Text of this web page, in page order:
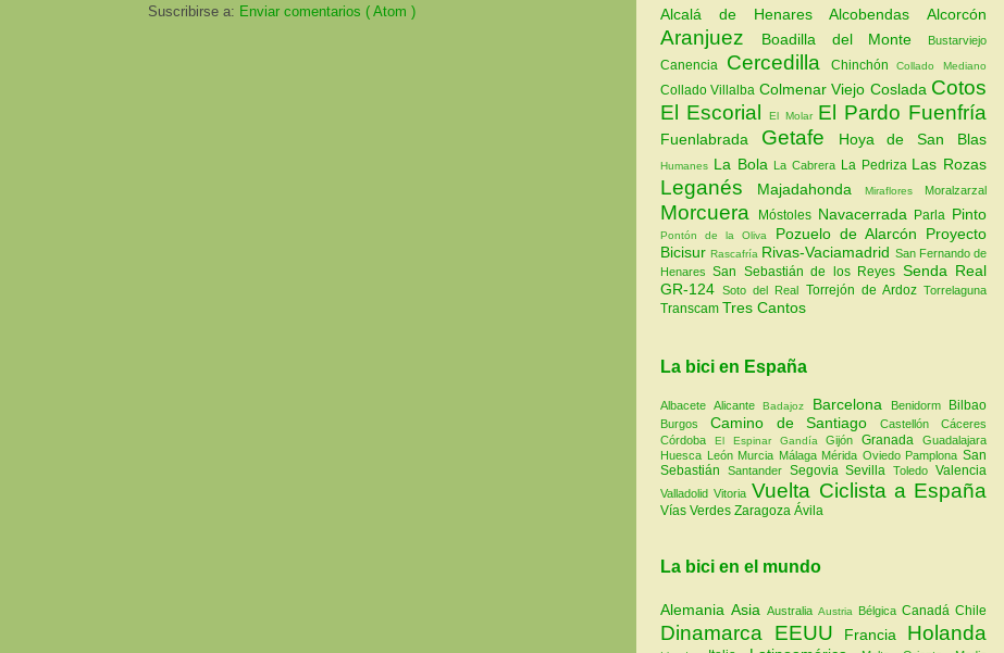
Suscribirse a: Enviar comentarios ( Atom ) Alcalá de HenaresAlcobendas Alcorcón
Aranjuez Boadilla del Monte Bustarviejo
Canencia Cercedilla ChinchónCollado Mediano
Collado Villalba Colmenar Viejo Coslada Cotos
El EscorialEl Molar El Pardo Fuenfría
Fuenlabrada Getafe Hoya de San Blas
Humanes La Bola La Cabrera La Pedriza Las Rozas
Leganés Majadahonda Miraflores Moralzarzal
Morcuera Móstoles Navacerrada Parla Pinto
Pontón de la Oliva Pozuelo de Alarcón Proyecto
BicisurRascafría Rivas-Vaciamadrid San Fernando de
HenaresSan Sebastián de los Reyes Senda Real
GR-124Soto del Real Torrejón de ArdozTorrelaguna
Transcam Tres Cantos
La bici en España
AlbaceteAlicanteBadajoz Barcelona Benidorm Bilbao
Burgos Camino de SantiagoCastellónCáceres
Córdoba El Espinar GandíaGijónGranadaGuadalajara
Huesca León Murcia Málaga Mérida Oviedo PamplonaSan
Sebastián Santander SegoviaSevillaToledoValencia
ValladolidVitoria Vuelta Ciclista a España
Vías Verdes Zaragoza Ávila
La bici en el mundo
Alemania Asia Australia Austria Bélgica Canadá Chile
Dinamarca EEUU Francia Holanda